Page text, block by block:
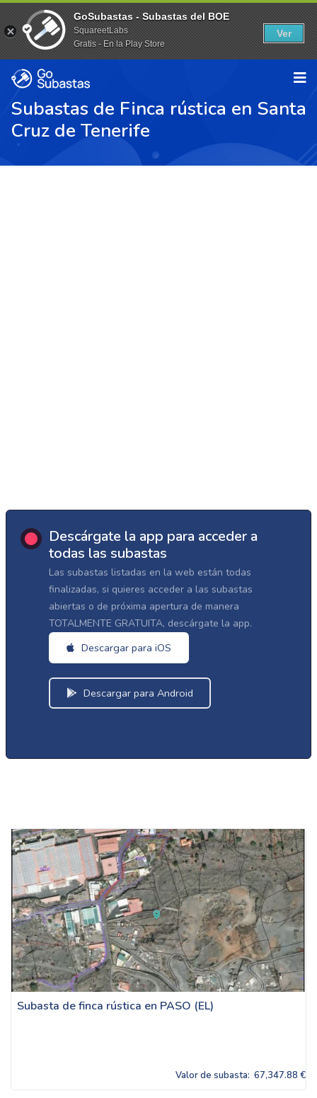
Subastas de Finca rústica en Santa
Cruz de Tenerife
Descárgate la app para acceder a
todas las subastas
Las subastas listadas en la web están todas
finalizadas, si quieres acceder a las subastas
abiertas o de próxima apertura de manera
TOTALMENTE GRATUITA, descárgate la app.
Descargar para iOS
Descargar para Android
Subasta de finca rústica en PASO (EL)
Valor de subasta: 67,347.88 €
GoSubastas - Subastas del BOE
SquareetLabs
Gratis - En la Play Store
Ver